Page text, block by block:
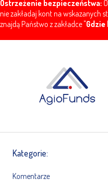
Ostrzeżenie bezpieczeństwa:
nie zakładaj kont na wskazanych
znajdą Państwo z zakładce "Gdzie
Kategorie:
Komentarze